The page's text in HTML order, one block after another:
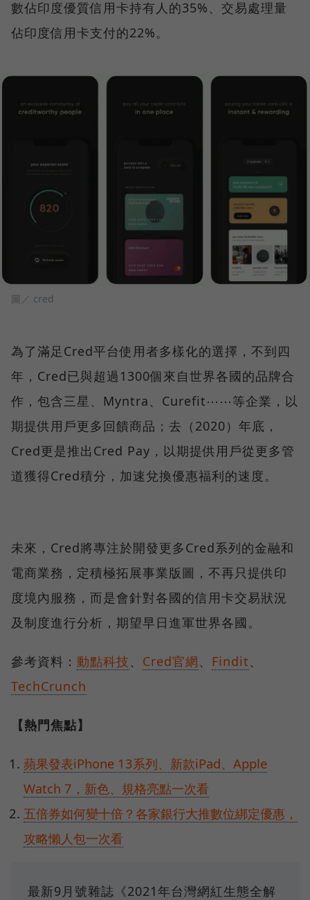
數佔印度優質信用卡持有人的35%、交易處理量
佔印度信用卡支付的22%。
圖／ cred
為了滿足Cred平台使用者多樣化的選擇，不到四
年，Cred已與超過1300個來自世界各國的品牌合
作，包含三星、Myntra、Curefit⋯⋯等企業，以
期提供用戶更多回饋商品；去（2020）年底，
Cred更是推出Cred Pay，以期提供用戶從更多管
道獲得Cred積分，加速兌換優惠福利的速度。
未來，Cred將專注於開發更多Cred系列的金融和
電商業務，定積極拓展事業版圖，不再只提供印
度境內服務，而是會針對各國的信用卡交易狀況
及制度進行分析，期望早日進軍世界各國。
參考資料： 動點科技、 Cred官網、 Findit、
TechCrunch
【熱門焦點】
蘋果發表iPhone 13系列、新款iPad、Apple
Watch 7，新色、規格亮點一次看
五倍券如何變十倍？各家銀行大推數位綁定優惠，
攻略懶人包一次看
最新9月號雜誌《2021年台灣網紅生態全解